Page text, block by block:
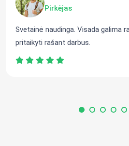
Pirkėjas
Svetainė naudinga. Visada galima
pritaikyti rašant darbus.